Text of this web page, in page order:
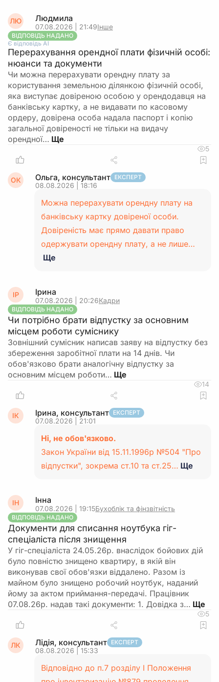
ЛЮ Людмила
07.08.2026 | 21:49Інше
ВІДПОВІДЬ НАДАНО
Є відповідь АІ
Перерахування орендної плати фізичній особі:
нюанси та документи
Чи можна перерахувати орендну плату за
користування земельною ділянкою фізичній особі,
яка виступає довіреною особою у орендодавця на
банківську картку, а не видавати по касовому
ордеру, довірена особа надала паспорт і копію
загальної довіреності не тільки на видачу
орендної…
5
ОК Ольга, консультант ЕКСПЕРТ
08.08.2026 | 18:16
Можна перерахувати орендну плату на
банківську картку довіреної особи.
Довіреність має прямо давати право
одержувати орендну плату, а не лише…
Ще
ІР Ірина
07.08.2026 | 20:26Кадри
ВІДПОВІДЬ НАДАНО
Чи потрібно брати відпустку за основним
місцем роботи суміснику
Зовнішний сумісник написав заяву на відпустку без
збереження заробітної плати на 14 днів. Чи
обов'язково брати аналогічну відпустку за
основним місцем роботи…
14
ІК Ірина, консультант ЕКСПЕРТ
07.08.2026 | 21:01
Ні, не обов'язково.
Закон України від 15.11.1996р №504 "Про
відпустки", зокрема ст.10 та ст.25… Ще
ІН Інна
07.08.2026 | 19:15Бухоблік та фінзвітність
ВІДПОВІДЬ НАДАНО
Документи для списання ноутбука гіг-
спеціаліста після знищення
У гіг-спеціаліста 24.05.26р. внаслідок бойових дій
було повністю знищено квартиру, в якій він
виконував свої обов'язки віддалено. Разом із
майном було знищено робочий ноутбук, наданий
йому за актом приймання-передачі. Працівник
07.08.26р. надав такі документи: 1. Довідка з…
5
ЛК Лідія, консультант ЕКСПЕРТ
08.08.2026 | 15:33
Відповідно до п.7 розділу І Положення